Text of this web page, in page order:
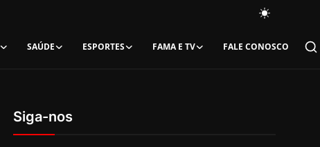
SAÚDE ESPORTES FAMA E TV FALE CONOSCO
Siga-nos